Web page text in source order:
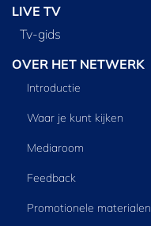
LIVE TV
Tv‑gids
OVER HET NETWERK
Introductie
Waar je kunt kijken
Mediaroom
Feedback
Promotionele materialen